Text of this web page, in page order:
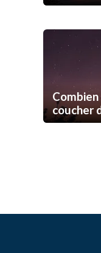
coucher